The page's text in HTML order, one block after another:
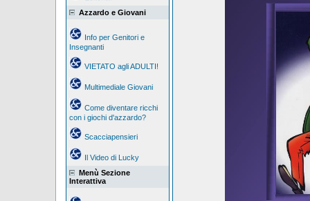
Azzardo e Giovani
Info per Genitori e
Insegnanti
VIETATO agli ADULTI!
Multimediale Giovani
Come diventare ricchi
con i giochi d'azzardo?
Scacciapensieri
Il Video di Lucky
Menù Sezione
Interattiva